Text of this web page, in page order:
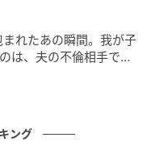
れたあの瞬間。我が子
は、夫の不倫相手でし
ング